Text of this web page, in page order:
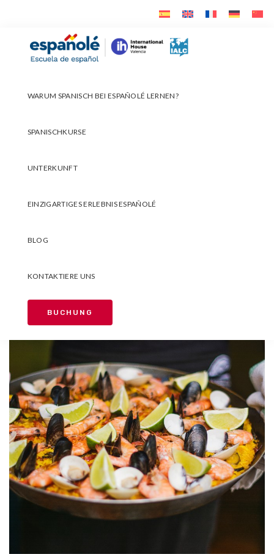
primary
WARUM SPANISCH BEI ESPAÑOLÉ LERNEN?
SPANISCHKURSE
UNTERKUNFT
EINZIGARTIGES ERLEBNIS ESPAÑOLÉ
BLOG
KONTAKTIERE UNS
BUCHUNG